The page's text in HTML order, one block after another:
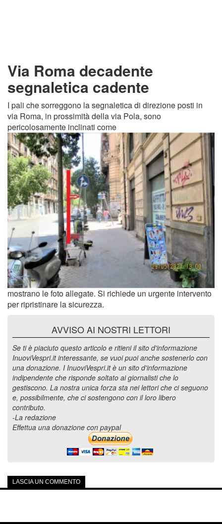
Via Roma decadente
segnaletica cadente
I pali che sorreggono la segnaletica di direzione posti in
via Roma, in prossimità della via Pola, sono
pericolosamente inclinati come
mostrano le foto allegate. Si richiede un urgente intervento
per ripristinare la sicurezza.
AVVISO AI NOSTRI LETTORI
Se ti è piaciuto questo articolo e ritieni il sito d'informazione
InuoviVespri.it interessante, se vuoi puoi anche sostenerlo con
una donazione. I InuoviVespri.it è un sito d'informazione
indipendente che risponde soltato ai giornalisti che lo
gestiscono. La nostra unica forza sta nei lettori che ci seguono
e, possibilmente, che ci sostengono con il loro libero
contributo.
-La redazione
Effettua una donazione con paypal
LASCIA UN COMMENTO